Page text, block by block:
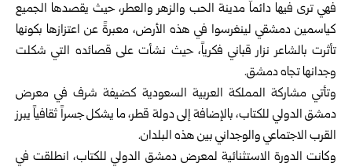
فهي ترى فيها دائماً مدينة الحب والزهر والعطر، حيث يقصدها الجميع
كياسمين دمشقي لينغرسوا في هذه الأرض، معبرةً عن اعتزازها بكونها
تأثرت بالشاعر نزار قباني فكرياً، حيث نشأت على قصائده التي شكلت
وجدانها تجاه دمشق.
وتأتي مشاركة المملكة العربية السعودية كضيفة شرف في معرض
دمشق الدولي للكتاب، بالإضافة إلى دولة قطر، ما يشكل جسراً ثقافياً يبرز
القرب الاجتماعي والوجداني بين هذه البلدان.
وكانت الدورة الاستثنائية لمعرض دمشق الدولي للكتاب، انطلقت في